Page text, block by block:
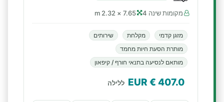
מקומות שינה 4 7.65 × 2.32 m
מזגן קדמי מקלחת
שירותים
מותרת הסעת חיות מחמד
מותאם לנסיעה בתנאי חורף / קיפאון
407.0
€ EUR ללילה